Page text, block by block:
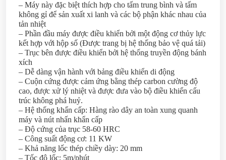
– Máy này đặc biệt thích hợp cho tấm trung bình và tấm
không gỉ để sản xuất xi lanh và các bộ phận khác nhau của
tản nhiệt
– Phần đầu máy được điều khiển bởi một động cơ thủy lực
kết hợp với hộp số (Được trang bị hệ thống bảo vệ quá tải)
– Trục bên được điều khiển bởi hệ thống truyền động bánh
xích
– Dễ dàng vận hành với bảng điều khiển di động
– Cuộn cứng được cảm ứng bằng thép carbon cường độ
cao, được xử lý nhiệt và được đưa vào bộ điều khiển cấu
trúc không phá huỷ.
– Hệ thống khẩn cấp: Hàng rào dây an toàn xung quanh
máy và nút nhấn khẩn cấp
– Độ cứng của trục 58-60 HRC
– Công suất động cơ: 11 KW
– Khả năng lốc thép chiềy dày: 20 mm
– Tốc độ lốc: 5m/phút